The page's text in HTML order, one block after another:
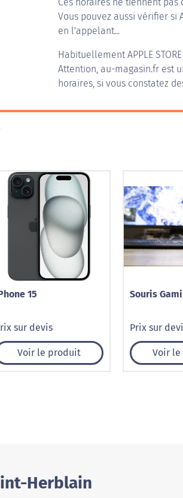
Vous pouvez aussi vérifier
en l'appelant...
HabituellementAPPLE
Attention, au-magasin.fr est
horaires, si vous constatez
15
sur devis
Voir le produit
Souris
Prix sur
Voir
Herblain